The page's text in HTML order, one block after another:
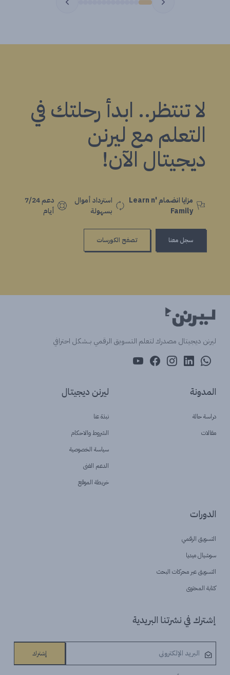
لا تنتظر.. ابدأ رحلتك في
التعلم مع ليرنن
ديجيتال الآن!
مزايا انضمام Learn n'
Family
استرداد أموال
بسهولة
دعم 7/24
أيام
سجل معنا تصفح الكورسات
ليرنن ديجيتال مصدرك لتعلم التسويق الرقمي بــشكل احترافي
المدونة
دراسة حالة
مقالات
ليرنن ديجيتال
نبذة عنا
الشروط والاحكام
سياسة الخصوصية
الدعم الفنى
خريطة الموقع
الدورات
التسويق الرقمي
سوشيال ميديا
التسويق عبر محركات البحث
كتابة المحتوى
إشترك في نشرتنا البريدية
إشترك